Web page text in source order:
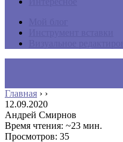
Главная › ›
12.09.2020
Андрей Смирнов
Время чтения: ~23 мин.
Просмотров: 35